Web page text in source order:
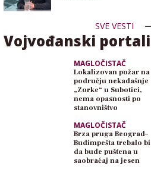
SVE VESTI
Vojvođanski portali
MAGLOČISTAČ
Lokalizovan požar na
području nekadašnje
„Zorke“ u Subotici,
nema opasnosti po
stanovništvo
MAGLOČISTAČ
Brza pruga Beograd–
Budimpešta trebalo bi
da bude puštena u
saobraćaj na jesen